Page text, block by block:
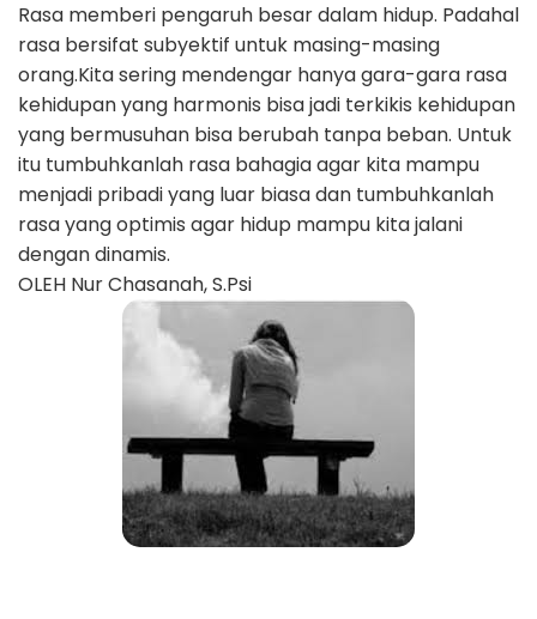
Rasa memberi pengaruh besar dalam hidup. Padahal
rasa bersifat subyektif untuk masing-masing
orang.Kita sering mendengar hanya gara-gara rasa
kehidupan yang harmonis bisa jadi terkikis kehidupan
yang bermusuhan bisa berubah tanpa beban. Untuk
itu tumbuhkanlah rasa bahagia agar kita mampu
menjadi pribadi yang luar biasa dan tumbuhkanlah
rasa yang optimis agar hidup mampu kita jalani
dengan dinamis.
OLEH Nur Chasanah, S.Psi